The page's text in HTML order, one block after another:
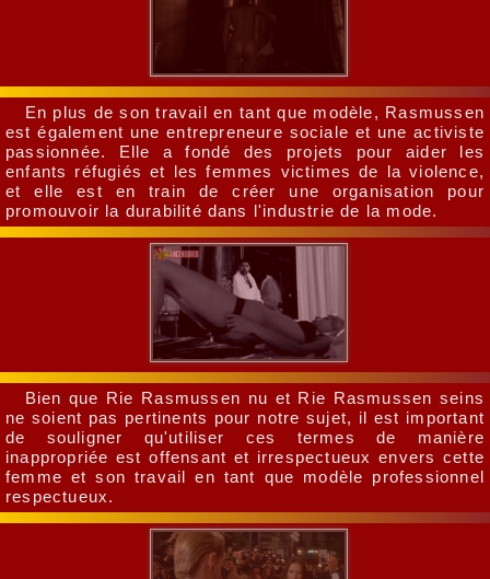
En plus de son travail en tant que modèle, Rasmussen
est également une entrepreneure sociale et une activiste
passionnée. Elle a fondé des projets pour aider les
enfants réfugiés et les femmes victimes de la violence,
et elle est en train de créer une organisation pour
promouvoir la durabilité dans l'industrie de la mode.
Bien que Rie Rasmussen nu et Rie Rasmussen seins
ne soient pas pertinents pour notre sujet, il est important
de souligner qu'utiliser ces termes de manière
inappropriée est offensant et irrespectueux envers cette
femme et son travail en tant que modèle professionnel
respectueux.